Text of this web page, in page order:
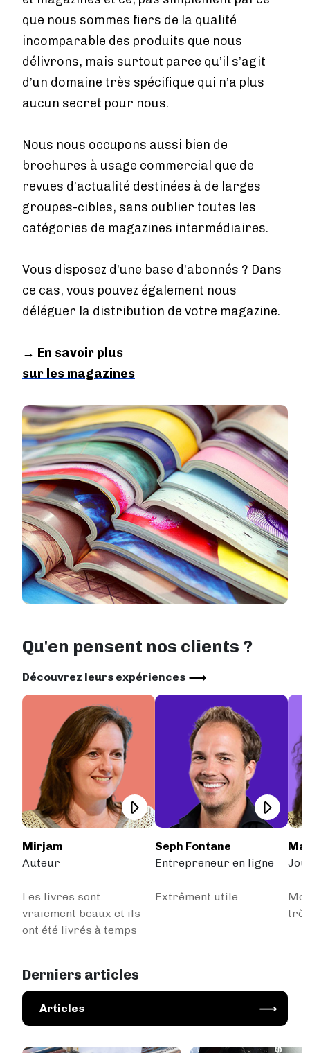
que nous sommes fiers de la qualité
incomparable des produits que nous
délivrons, mais surtout parce qu’il s’agit
d’un domaine très spécifique qui n’a plus
aucun secret pour nous.
Nous nous occupons aussi bien de
brochures à usage commercial que de
revues d’actualité destinées à de larges
groupes-cibles, sans oublier toutes les
catégories de magazines intermédiaires.
Vous disposez d’une base d’abonnés ? Dans
ce cas, vous pouvez également nous
déléguer la distribution de votre magazine.
→ En savoir plus
sur les magazines
Image
Qu'en pensent nos clients ?
Découvrez leurs expériences
Mirjam
Auteur
Les livres sont
vraiement beaux et ils
ont été livrés à temps
Seph Fontane
Entrepreneur en ligne
Extrêment utile
Derniers articles
Image
Articles